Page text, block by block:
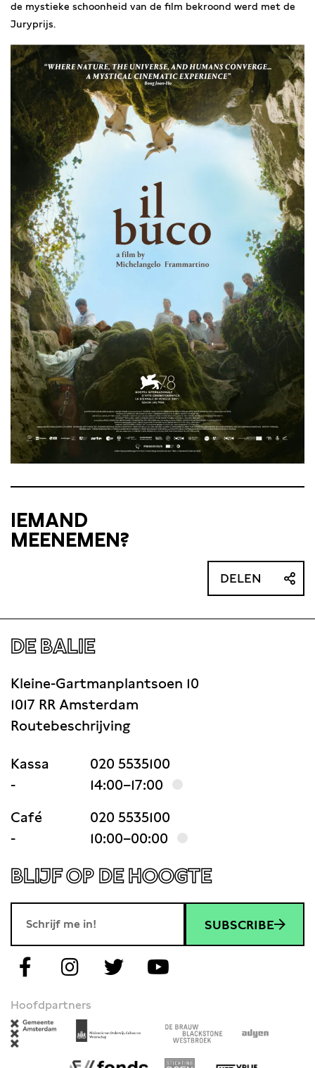
de mystieke schoonheid van de film bekroond werd met de
Juryprijs.
IEMAND
MEENEMEN?
DELEN
DE BALIE
Kleine-Gartmanplantsoen 10
1017 RR Amsterdam
Routebeschrijving
Kassa
020 5535100
-
14:00–17:00
Café
020 5535100
-
10:00–00:00
BLIJF OP DE HOOGTE
SUBSCRIBE
Hoofdpartners